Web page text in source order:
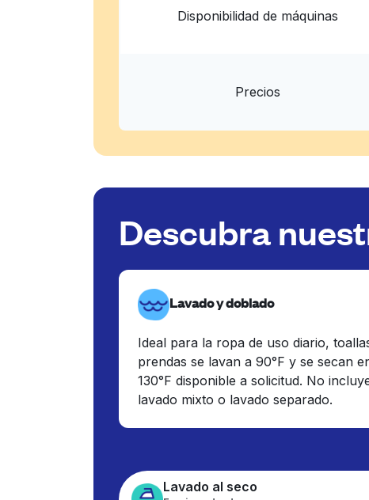
Disponibilidad de máquinas
Precios
Descubra
Lavado y doblado
Ideal para la ropa de uso diario,
prendas se lavan a 90°F y se secan
130°F disponible a solicitud. No
lavado mixto o lavado separado.
Lavado al seco